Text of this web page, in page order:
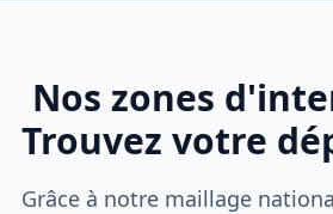
Nos zones
Trouvez votre
Grâce à notre maillage